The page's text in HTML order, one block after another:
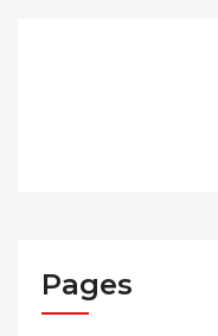
Pages